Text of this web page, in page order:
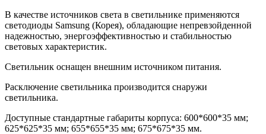
В качестве источников света в светильнике применяются
светодиоды Samsung (Корея), обладающие непревзойденной
надежностью, энергоэффективностью и стабильностью
световых характеристик.
Светильник оснащен внешним источником питания.
Расключение светильника производится снаружи
светильника.
Доступные стандартные габариты корпуса: 600*600*35 мм;
625*625*35 мм; 655*655*35 мм; 675*675*35 мм.